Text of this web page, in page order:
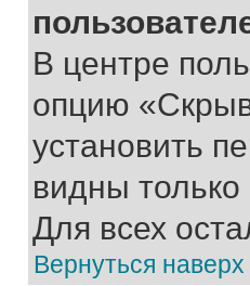
В центре
опцию
установить
видны
Для всех
Вернуться наверх